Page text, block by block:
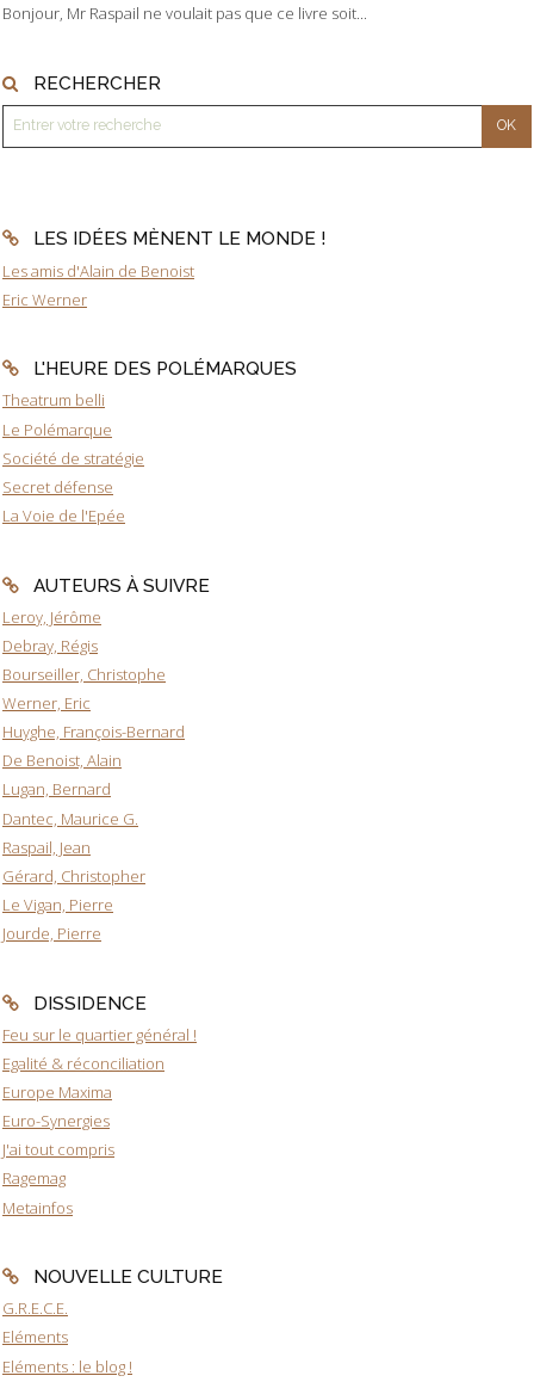
Bonjour, Mr Raspail ne voulait pas que ce livre soit...
RECHERCHER
LES IDÉES MÈNENT LE MONDE !
Les amis d'Alain de Benoist
Eric Werner
L'HEURE DES POLÉMARQUES
Theatrum belli
Le Polémarque
Société de stratégie
Secret défense
La Voie de l'Epée
AUTEURS À SUIVRE
Leroy, Jérôme
Debray, Régis
Bourseiller, Christophe
Werner, Eric
Huyghe, François-Bernard
De Benoist, Alain
Lugan, Bernard
Dantec, Maurice G.
Raspail, Jean
Gérard, Christopher
Le Vigan, Pierre
Jourde, Pierre
DISSIDENCE
Feu sur le quartier général !
Egalité & réconciliation
Europe Maxima
Euro-Synergies
J'ai tout compris
Ragemag
Metainfos
NOUVELLE CULTURE
G.R.E.C.E.
Eléments
Eléments : le blog !